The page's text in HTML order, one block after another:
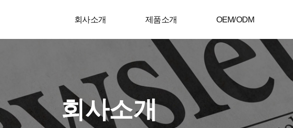
회사소개 제품소개 OEM/ODM
회사소개